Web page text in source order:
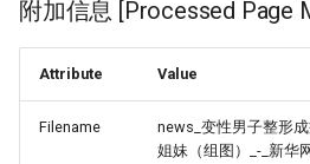
附加信息 [Processed Page
Attribute Value
Filename
news_变性男子整形
姐妹（组图）_-_新华